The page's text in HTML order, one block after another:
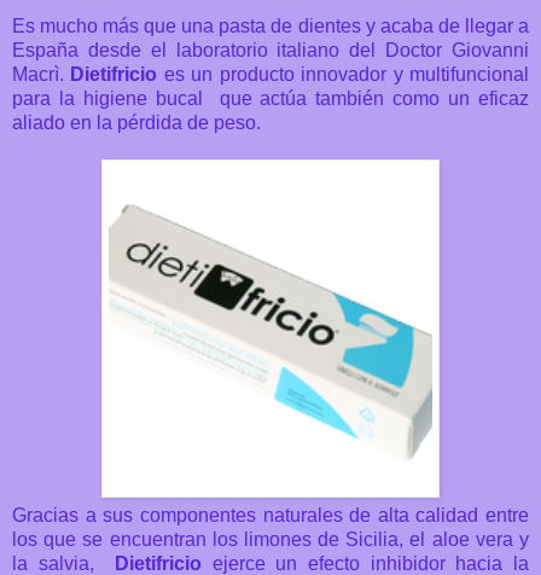
Es mucho más que una pasta de dientes y acaba de llegar a
España desde el laboratorio italiano del Doctor Giovanni
Macrì. Dietifricio es un producto innovador y multifuncional
para la higiene bucal que actúa también como un eficaz
aliado en la pérdida de peso.
Gracias a sus componentes naturales de alta calidad entre
los que se encuentran los limones de Sicilia, el aloe vera y
la salvia,
Dietifricio ejerce un efecto inhibidor hacia la